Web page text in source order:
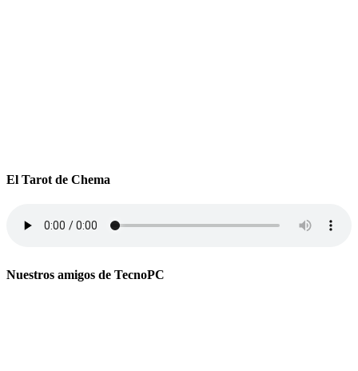
El Tarot de Chema
Nuestros amigos de TecnoPC